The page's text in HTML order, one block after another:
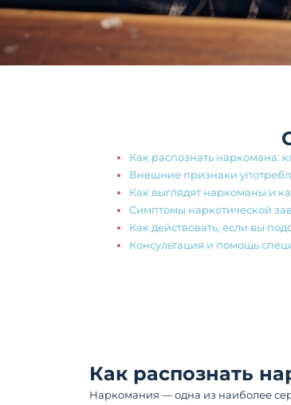
Как распознать наркомана:
Внешние признаки
Как выглядят наркоманы и
Симптомы наркотической
Как действовать, если вы
Консультация и помощь
Как распознать
Наркомания — одна из наиболее